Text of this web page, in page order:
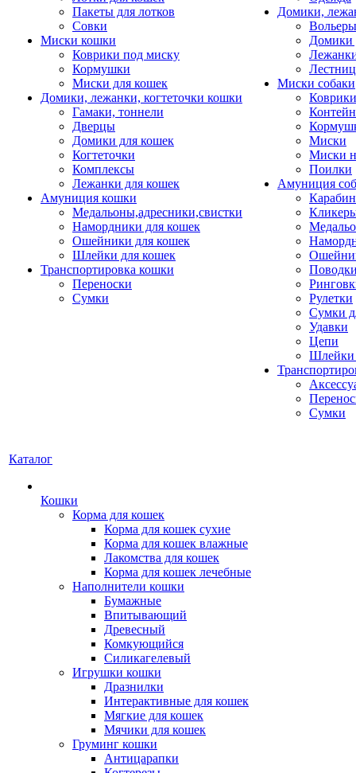
Пакеты для лотков
Совки
Миски кошки
Коврики под миску
Кормушки
Миски для кошек
Домики, лежанки, когтеточки кошки
Гамаки, тоннели
Дверцы
Домики для кошек
Когтеточки
Комплексы
Лежанки для кошек
Амуниция кошки
Медальоны,адресники,свистки
Намордники для кошек
Ошейники для кошек
Шлейки для кошек
Транспортировка кошки
Переноски
Сумки
Домики,
Домики
Миски собаки
Миски
Миски
Поилки
Амуниция
Рулетки
Сумки
Удавки
Цепи
Шлейки
Сумки
Каталог
Кошки
Корма для кошек
Корма для кошек сухие
Корма для кошек влажные
Лакомства для кошек
Корма для кошек лечебные
Наполнители кошки
Бумажные
Впитывающий
Древесный
Комкующийся
Силикагелевый
Игрушки кошки
Дразнилки
Интерактивные для кошек
Мягкие для кошек
Мячики для кошек
Груминг кошки
Антицарапки